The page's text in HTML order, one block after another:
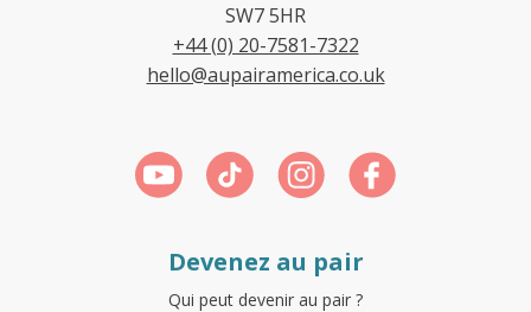
SW7 5HR
+44 (0) 20-7581-7322
hello@aupairamerica.co.uk
Devenez au pair
Qui peut devenir au pair ?